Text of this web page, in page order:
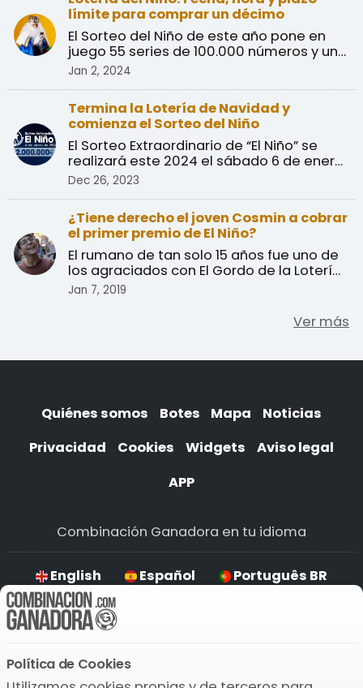
límite para comprar un décimo
El Sorteo del Niño de este año pone en
juego 55 series de 100.000 números y un
Jan 2, 2024
Termina la Lotería de Navidad y
comienza el Sorteo del Niño
El Sorteo Extraordinario de “El Niño” se
realizará este 2024 el sábado 6 de enero
Dec 26, 2023
¿Tiene derecho el joven Cosmin a cobrar
el primer premio de El Niño?
El rumano de tan solo 15 años fue uno de
los agraciados con El Gordo de la Lotería
de El Niño, u ...
Jan 7, 2019
Ver más
Quiénes somos Botes Mapa
Noticias
Privacidad
Cookies Widgets
Aviso legal
APP
Combinación Ganadora en tu idioma
English Español Português BR
Descarga la APP
Política de Cookies